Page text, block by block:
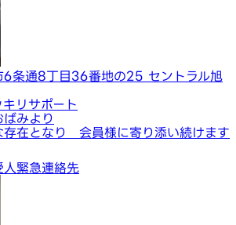
6条通8丁目36番地の25 セントラル旭
リサポート
みより
存在となり 会員様に寄り添い続けます
人緊急連絡先